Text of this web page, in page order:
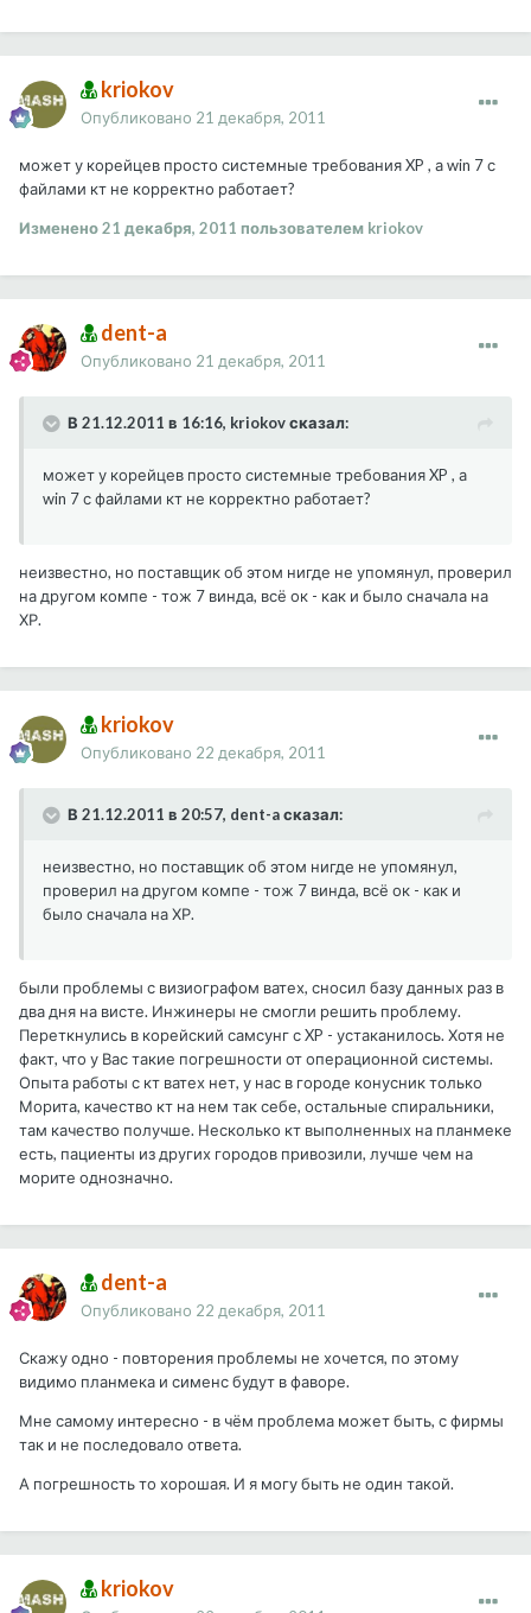
kriokov
Опубликовано 21 декабря, 2011
может у корейцев просто системные требования XP , а win 7 с
файлами кт не корректно работает?
Изменено21 декабря, 2011 пользователем kriokov
dent-a
Опубликовано 21 декабря, 2011
В 21.12.2011 в 16:16, kriokov сказал:
может у корейцев просто системные требования XP , а
win 7 с файлами кт не корректно работает?
неизвестно, но поставщик об этом нигде не упомянул, проверил
на другом компе - тож 7 винда, всё ок - как и было сначала на
ХР.
kriokov
Опубликовано 22 декабря, 2011
В 21.12.2011 в 20:57, dent-a сказал:
неизвестно, но поставщик об этом нигде не упомянул,
проверил на другом компе - тож 7 винда, всё ок - как и
было сначала на ХР.
были проблемы с визиографом ватех, сносил базу данных раз в
два дня на висте. Инжинеры не смогли решить проблему.
Переткнулись в корейский самсунг с XP - устаканилось. Хотя не
факт, что у Вас такие погрешности от операционной системы.
Опыта работы с кт ватех нет, у нас в городе конусник только
Морита, качество кт на нем так себе, остальные спиральники,
там качество получше. Несколько кт выполненных на планмеке
есть, пациенты из других городов привозили, лучше чем на
морите однозначно.
dent-a
Опубликовано 22 декабря, 2011
Скажу одно - повторения проблемы не хочется, по этому
видимо планмека и сименс будут в фаворе.
Мне самому интересно - в чём проблема может быть, с фирмы
так и не последовало ответа.
А погрешность то хорошая. И я могу быть не один такой.
kriokov